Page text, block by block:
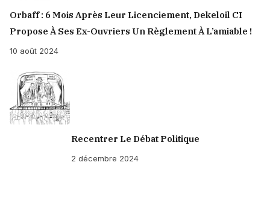
Orbaff : 6 Mois Après Leur Licenciement, Dekeloil CI
Propose À Ses Ex-Ouvriers Un Règlement À L’amiable !
10 août 2024
Recentrer Le Débat Politique
2 décembre 2024